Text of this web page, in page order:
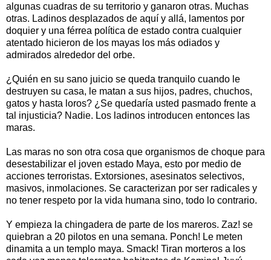
algunas cuadras de su territorio y ganaron otras. Muchas
otras. Ladinos desplazados de aquí y allá, lamentos por
doquier y una férrea política de estado contra cualquier
atentado hicieron de los mayas los más odiados y
admirados alrededor del orbe.
¿Quién en su sano juicio se queda tranquilo cuando le
destruyen su casa, le matan a sus hijos, padres, chuchos,
gatos y hasta loros? ¿Se quedaría usted pasmado frente a
tal injusticia? Nadie. Los ladinos introducen entonces las
maras.
Las maras no son otra cosa que organismos de choque para
desestabilizar el joven estado Maya, esto por medio de
acciones terroristas. Extorsiones, asesinatos selectivos,
masivos, inmolaciones. Se caracterizan por ser radicales y
no tener respeto por la vida humana sino, todo lo contrario.
Y empieza la chingadera de parte de los mareros. Zaz! se
quiebran a 20 pilotos en una semana. Ponch! Le meten
dinamita a un templo maya. Smack! Tiran morteros a los